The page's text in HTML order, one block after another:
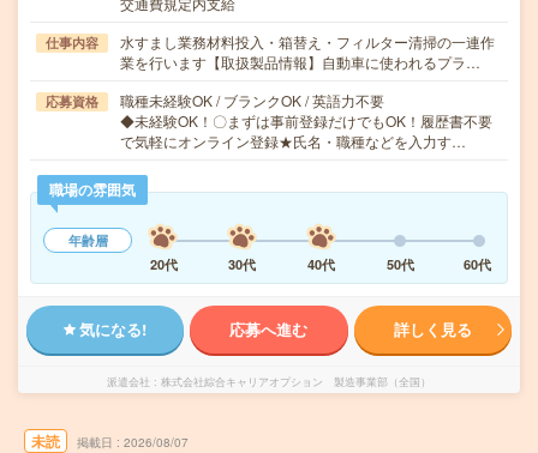
仕事内容
水すまし業務材料投入・箱替え・フィルター清掃の一連作
業を行います【取扱製品情報】自動車に使われるプラ…
応募資格
職種未経験OK / ブランクOK / 英語力不要
◆未経験OK！〇まずは事前登録だけでもOK！履歴書不要
で気軽にオンライン登録★氏名・職種などを入力す…
職場の雰囲気
年齢層
20代
30代 40代 50代 60代
気になる! 応募へ進む 詳しく見る
派遣会社 株式会社綜合キャリアオプション 製造事業部（全国）
未読 掲載日 2026/08/07